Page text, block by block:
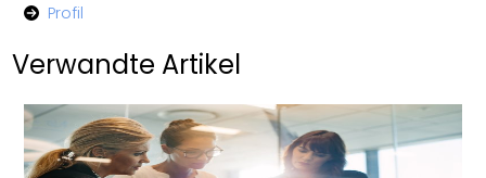
Profil
Verwandte Artikel